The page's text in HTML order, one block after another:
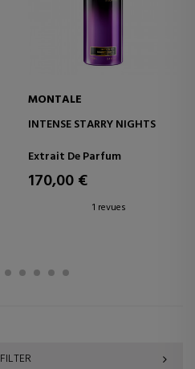
MONTALE
INTENSE STARRY NIGHTS
Extrait De Parfum
170,00 €
1 revues
FILTER